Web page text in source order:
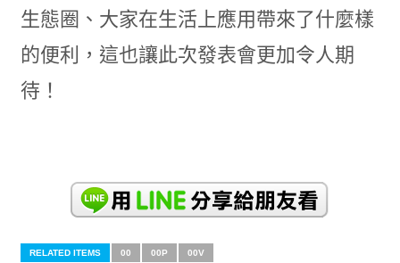
生態圈、大家在生活上應用帶來了什麼樣
的便利，這也讓此次發表會更加令人期
待！
RELATED ITEMS 00 00P 00V